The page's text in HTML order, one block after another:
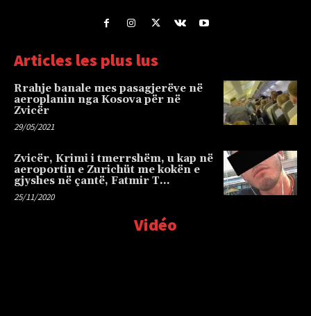
Articles les plus lus
Rrahje banale mes pasagjerëve në
aeroplanin nga Kosova për në
Zvicër
29/05/2021
Zvicër, Krimi i tmerrshëm, u kap në
aeroportin e Zurichüt me kokën e
gjyshes në çantë, Fatmir T…
25/11/2020
Vidéo